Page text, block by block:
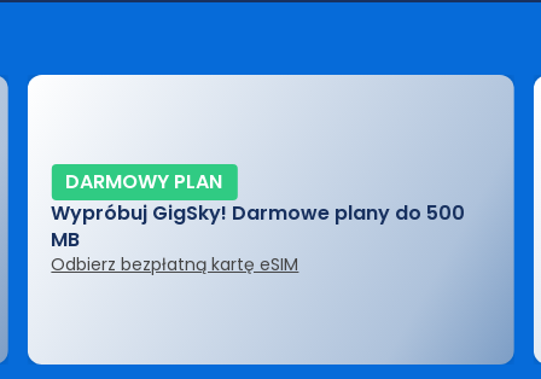
DARMOWY PLAN
Wypróbuj GigSky! Darmowe plany do 500
MB
Odbierz bezpłatną kartę eSIM